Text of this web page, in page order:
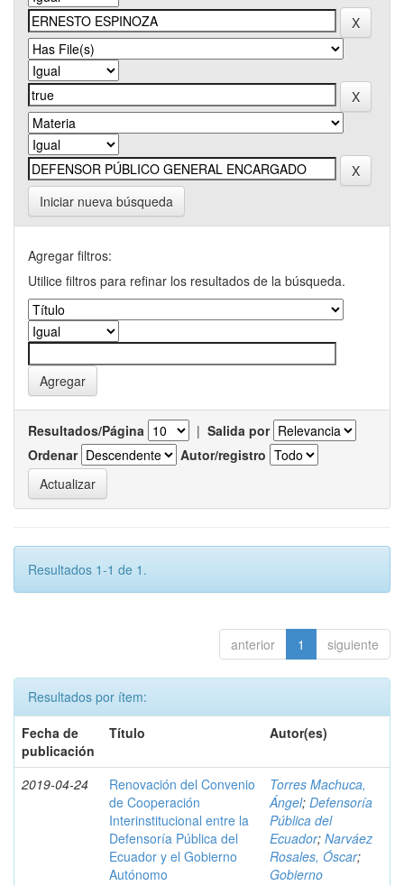
Iniciar nueva búsqueda
Agregar filtros:
Utilice filtros para refinar los resultados de la búsqueda.
Resultados/Página | Salida por
Ordenar
Autor/registro
Resultados 1-1 de 1.
anterior 1 siguiente
Resultados por ítem:
Fecha de
publicación
Título Autor(es)
2019-04-24
Renovación del Convenio
de Cooperación
Interinstitucional entre la
Defensoría Pública del
Ecuador y el Gobierno
Autónomo
Torres Machuca,
Ángel; Defensoría
Pública del
Ecuador; Narváez
Rosales, Óscar;
Gobierno